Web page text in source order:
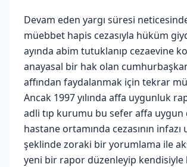
Devam eden yargı süresi
müebbet hapis cezasıyla hüküm
ayında abim tutuklanıp cezaevine
anayasal bir hak olan
affından faydalanmak için tekrar
Ancak 1997 yılında affa uygunluk
adli tıp kurumu bu sefer affa
hastane ortamında cezasının
şeklinde zoraki bir yorumlama ile
yeni bir rapor düzenleyip